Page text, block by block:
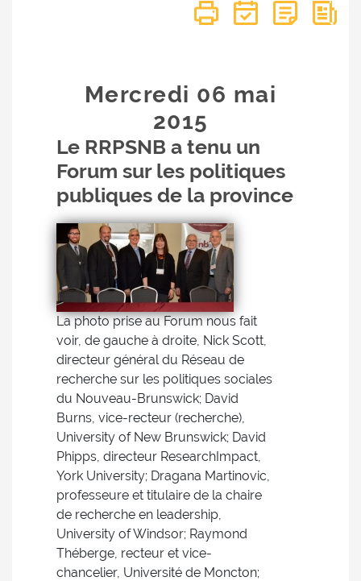
Mercredi 06 mai
2015
Le RRPSNB a tenu un
Forum sur les politiques
publiques de la province
La photo prise au Forum nous fait
voir, de gauche à droite, Nick Scott,
directeur général du Réseau de
recherche sur les politiques sociales
du Nouveau-Brunswick; David
Burns, vice-recteur (recherche),
University of New Brunswick; David
Phipps, directeur ResearchImpact,
York University; Dragana Martinovic,
professeure et titulaire de la chaire
de recherche en leadership,
University of Windsor; Raymond
Théberge, recteur et vice-
chancelier, Université de Moncton;